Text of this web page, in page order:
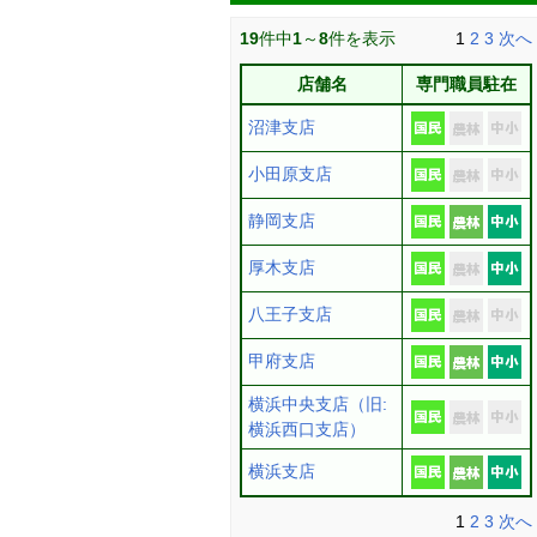
19件中1～8件を表示 1 2 3 次へ
店舗名 専門職員駐在
沼津支店
小田原支店
静岡支店
厚木支店
八王子支店
甲府支店
横浜中央支店（旧:
横浜西口支店）
横浜支店
1 2 3 次へ